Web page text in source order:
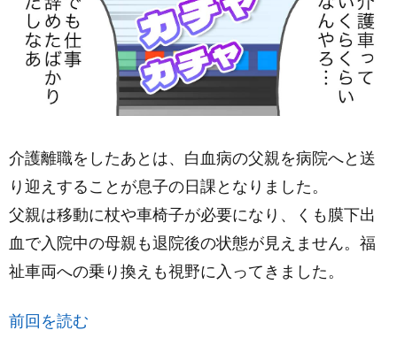
介護離職をしたあとは、白血病の父親を病院へと送
り迎えすることが息子の日課となりました。
父親は移動に杖や車椅子が必要になり、くも膜下出
血で入院中の母親も退院後の状態が見えません。福
祉車両への乗り換えも視野に入ってきました。
前回を読む